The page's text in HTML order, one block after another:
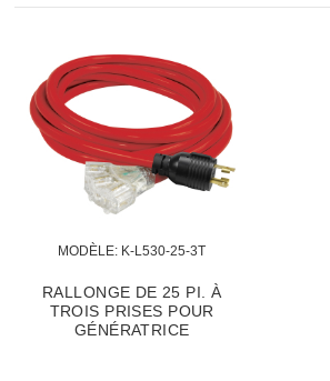
MODÈLE: K-L530-25-3T
RALLONGE DE 25 PI. À
TROIS PRISES POUR
GÉNÉRATRICE